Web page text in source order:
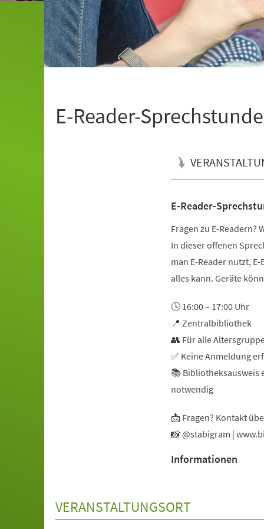
E-Reader-Sprechstunde
E-Reader-
Fragen zu E-Readern?
In dieser offenen
man E-Reader nutzt,
alles kann. Geräte
🕓 16:00 – 17:00 Uhr
📍 Zentralbibliothek
👥 Für alle
✅ Keine Anmeldung
📚 Bibliotheksausweis
notwendig
📩 Fragen? Kontakt
📸 @stabigram |
Informationen
VERANSTALTUNGSORT